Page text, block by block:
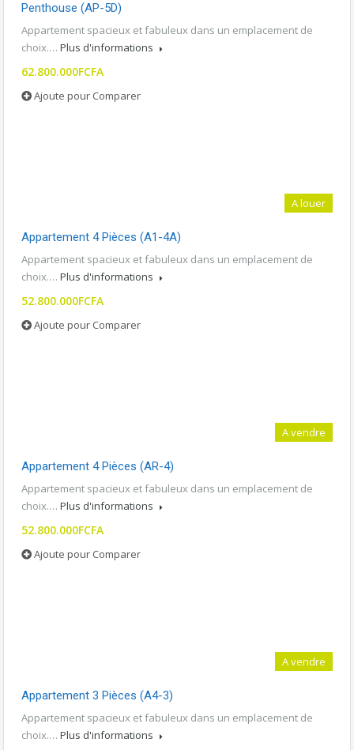
Penthouse (AP-5D)
Appartement spacieux et fabuleux dans un emplacement de
choix.… Plus d'informations
62.800.000FCFA
Ajoute pour Comparer
A louer
Appartement 4 Pièces (A1-4A)
Appartement spacieux et fabuleux dans un emplacement de
choix.… Plus d'informations
52.800.000FCFA
Ajoute pour Comparer
A vendre
Appartement 4 Pièces (AR-4)
Appartement spacieux et fabuleux dans un emplacement de
choix.… Plus d'informations
52.800.000FCFA
Ajoute pour Comparer
A vendre
Appartement 3 Pièces (A4-3)
Appartement spacieux et fabuleux dans un emplacement de
choix.… Plus d'informations